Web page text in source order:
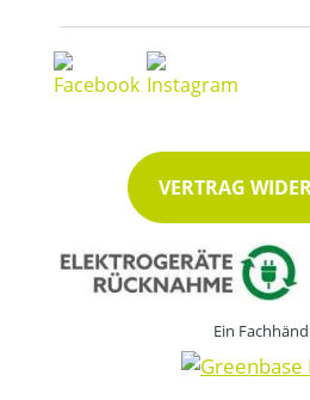
VERTRAG
Ein